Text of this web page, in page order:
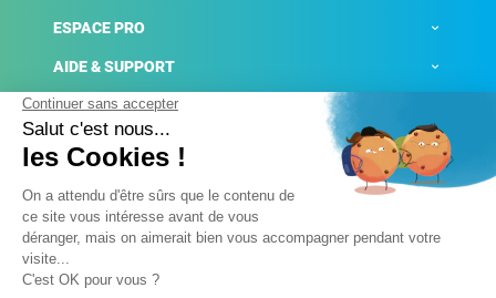
ESPACE PRO
AIDE & SUPPORT
ACTUALITÉS
Mentions légales